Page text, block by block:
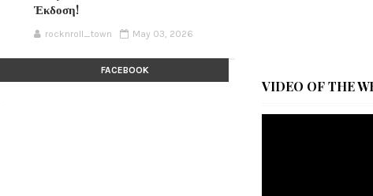
Έκδοση!
rocknroll_town May 03, 2026
FACEBOOK
VIDEO OF THE